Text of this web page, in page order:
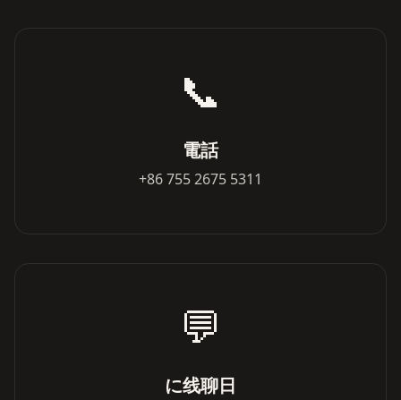
📞
電話
+86 755 2675 5311
💬
に线聊日